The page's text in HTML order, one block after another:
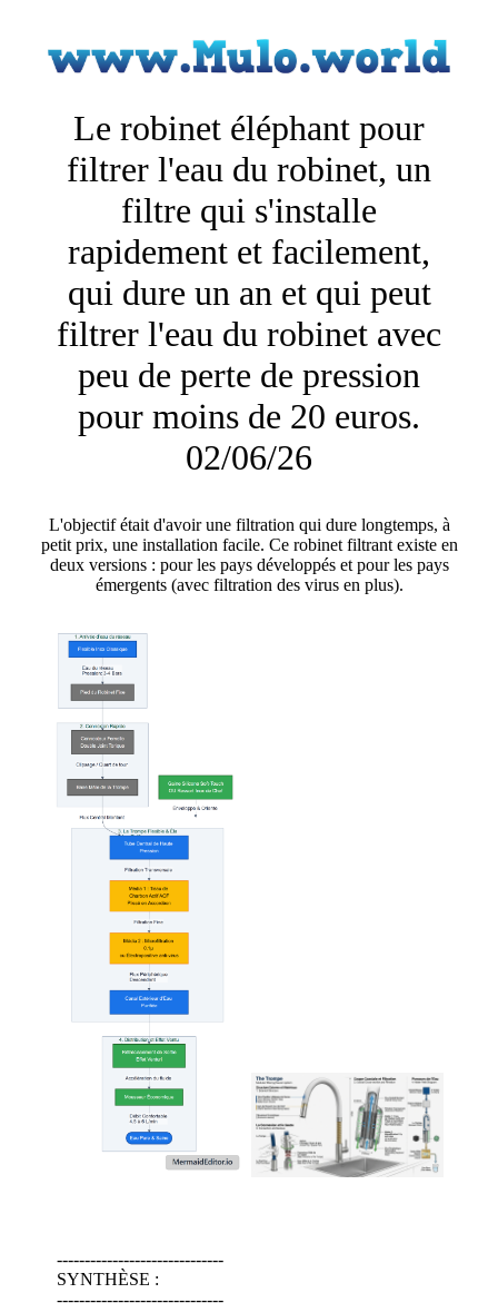
Le robinet éléphant pour
filtrer l'eau du robinet, un
filtre qui s'installe
rapidement et facilement,
qui dure un an et qui peut
filtrer l'eau du robinet avec
peu de perte de pression
pour moins de 20 euros.
02/06/26
L'objectif était d'avoir une filtration qui dure longtemps, à
petit prix, une installation facile. Ce robinet filtrant existe en
deux versions : pour les pays développés et pour les pays
émergents (avec filtration des virus en plus).
------------------------------
SYNTHÈSE :